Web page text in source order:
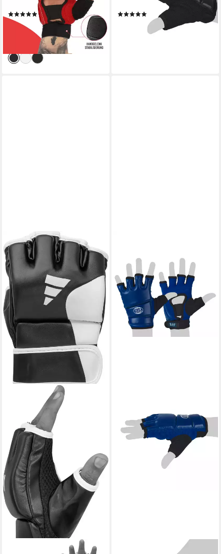
Klettverschluss
(1)
18,99 € UVP26,99 €
lieferbar - in 3-4 Werktagen bei dir
XXL Erwachsene und Kinder
lieferbar - in 5-6 Werktagen bei dir
ADIDAS PERFORMANCE